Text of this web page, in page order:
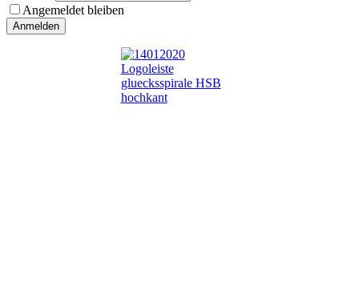
Angemeldet bleiben